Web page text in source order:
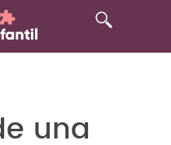
una